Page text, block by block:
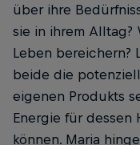
über ihre
sie in ihrem
Leben bereichern?
beide die
eigenen Produkts
Energie für dessen
können. Maria